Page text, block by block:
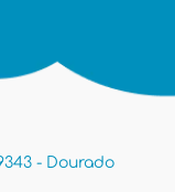
- Dourado